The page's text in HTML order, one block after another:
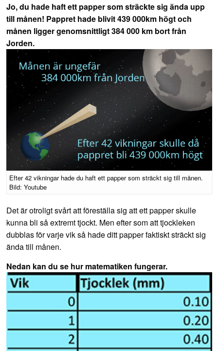
Jo, du hade haft ett papper som sträckte sig ända upp
till månen! Pappret hade blivit 439 000km högt och
månen ligger genomsnittligt 384 000 km bort från
Jorden.
Efter 42 vikningar hade du haft ett papper som sträckt sig till månen.
Bild: Youtube
Det är otroligt svårt att föreställa sig att ett papper skulle
kunna bli så extremt tjockt. Men efter som att tjockleken
dubblas för varje vik så hade ditt papper faktiskt sträckt sig
ända till månen.
Nedan kan du se hur matematiken fungerar.